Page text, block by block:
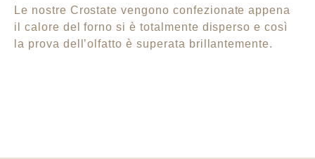
Le nostre Crostate vengono confezionate appena
il calore del forno si è totalmente disperso e così
la prova dell’olfatto è superata brillantemente.